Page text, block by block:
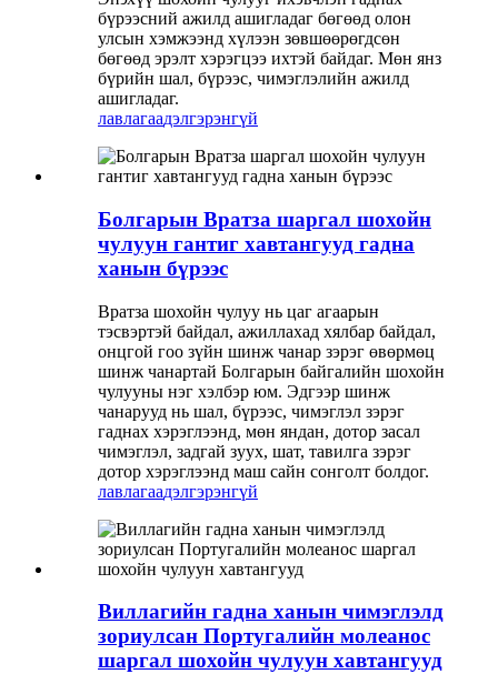
бүрээсний ажилд ашигладаг бөгөөд олон
улсын хэмжээнд хүлээн зөвшөөрөгдсөн
бөгөөд эрэлт хэрэгцээ ихтэй байдаг. Мөн янз
бүрийн шал, бүрээс, чимэглэлийн ажилд
ашигладаг.
лавлагаадэлгэрэнгүй
Болгарын Вратза шаргал шохойн
чулуун гантиг хавтангууд гадна
ханын бүрээс
Вратза шохойн чулуу нь цаг агаарын
тэсвэртэй байдал, ажиллахад хялбар байдал,
онцгой гоо зүйн шинж чанар зэрэг өвөрмөц
шинж чанартай Болгарын байгалийн шохойн
чулууны нэг хэлбэр юм. Эдгээр шинж
чанарууд нь шал, бүрээс, чимэглэл зэрэг
гаднах хэрэглээнд, мөн яндан, дотор засал
чимэглэл, задгай зуух, шат, тавилга зэрэг
дотор хэрэглээнд маш сайн сонголт болдог.
лавлагаадэлгэрэнгүй
Виллагийн гадна ханын чимэглэлд
зориулсан Португалийн молеанос
шаргал шохойн чулуун хавтангууд